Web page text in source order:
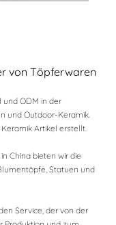
von Töpferwaren
und ODM in der
und Outdoor-Keramik.
Artikel erstellt.
China bieten wir die
Statuen und
Service, der von der